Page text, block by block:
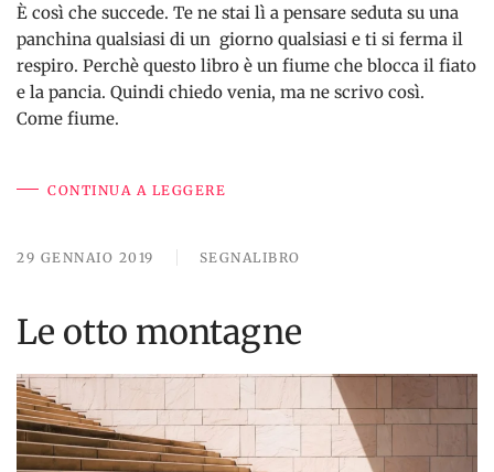
È così che succede. Te ne stai lì a pensare seduta su una
panchina qualsiasi di un giorno qualsiasi e ti si ferma il
respiro. Perchè questo libro è un fiume che blocca il fiato
e la pancia. Quindi chiedo venia, ma ne scrivo così.
Come fiume.
CONTINUA A LEGGERE
29 GENNAIO 2019 SEGNALIBRO
Le otto montagne